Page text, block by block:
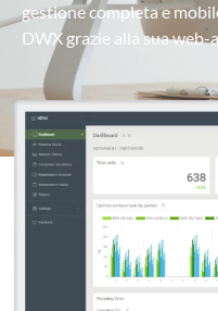
gestione completa e
DWX grazie alla sua